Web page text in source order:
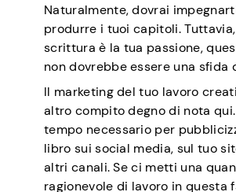
Naturalmente, dovrai
produrre i tuoi capitoli.
scrittura è la tua passione,
non dovrebbe essere una sfida
Il marketing del tuo lavoro
altro compito degno di nota
tempo necessario per
libro sui social media, sul tuo
altri canali. Se ci metti una
ragionevole di lavoro in questa